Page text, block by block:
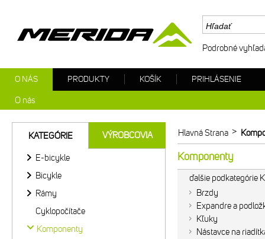
Hlavná Strana >
Komponenty
ďalšie podkategórie
Brzdy
Expandre a
Kľuky
Nástavce na
KATEGÓRIE VÝROBCOVIA
E-bicykle
Bicykle
Rámy
Cyklopočítače
Komponenty
Podrobné
O NÁS
O nás
PRODUKTY KOŠÍK PRIHLÁSENIE